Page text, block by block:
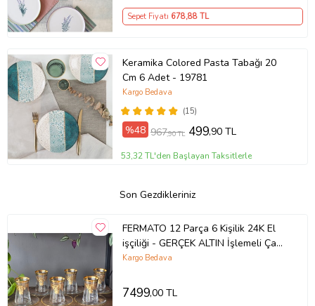
Sepet Fiyatı 678,88 TL
Keramika Colored Pasta Tabağı 20
Cm 6 Adet - 19781
(15)
Kargo Bedava
%48 967,90 TL 499,90 TL
53,32 TL'den Başlayan Taksitlerle
Son Gezdikleriniz
FERMATO 12 Parça 6 Kişilik 24K El
işçiliği - GERÇEK ALTIN İşlemeli Çay
Seti Victoria Mix
Kargo Bedava
7499,00 TL